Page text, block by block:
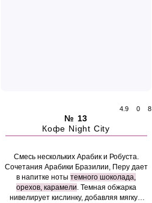
4.9 0 8
№ 13
Кофе Night City
Смесь нескольких Арабик и Робуста.
Сочетания Арабики Бразилии, Перу дает
в напитке ноты темного шоколада,
орехов, карамели. Темная обжарка
нивелирует кислинку, добавляя мягкую